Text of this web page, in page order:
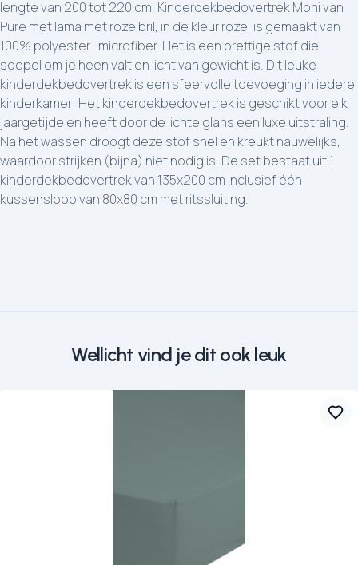
lengte van 200 tot 220 cm. Kinderdekbedovertrek Moni van
Pure met lama met roze bril, in de kleur roze, is gemaakt van
100% polyester -microfiber. Het is een prettige stof die
soepel om je heen valt en licht van gewicht is. Dit leuke
kinderdekbedovertrek is een sfeervolle toevoeging in iedere
kinderkamer! Het kinderdekbedovertrek is geschikt voor elk
jaargetijde en heeft door de lichte glans een luxe uitstraling.
Na het wassen droogt deze stof snel en kreukt nauwelijks,
waardoor strijken (bijna) niet nodig is. De set bestaat uit 1
kinderdekbedovertrek van 135x200 cm inclusief één
kussensloop van 80x80 cm met ritssluiting.
Wellicht vind je dit ook leuk